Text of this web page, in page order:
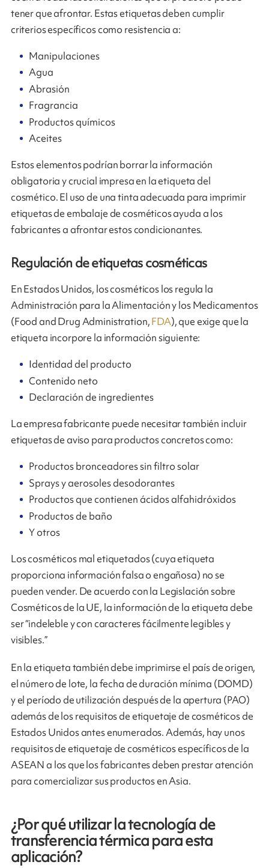
tener que afrontar. Estas etiquetas deben cumplir
criterios específicos como resistencia a:
Manipulaciones
Agua
Abrasión
Fragrancia
Productos químicos
Aceites
Estos elementos podrían borrar la información
obligatoria y crucial impresa en la etiqueta del
cosmético. El uso de una tinta adecuada para imprimir
etiquetas de embalaje de cosméticos ayuda a los
fabricantes a afrontar estos condicionantes.
Regulación de etiquetas cosméticas
En Estados Unidos, los cosméticos los regula la
Administración para la Alimentación y los Medicamentos
(Food and Drug Administration,FDA), que exige que la
etiqueta incorpore la información siguiente:
Identidad del producto
Contenido neto
Declaración de ingredientes
La empresa fabricante puede necesitar también incluir
etiquetas de aviso para productos concretos como:
Productos bronceadores sin filtro solar
Sprays y aerosoles desodorantes
Productos que contienen ácidos alfahidróxidos
Productos de baño
Y otros
Los cosméticos mal etiquetados (cuya etiqueta
proporciona información falsa o engañosa) no se
pueden vender. De acuerdo con la Legislación sobre
Cosméticos de la UE, la información de la etiqueta debe
ser “indeleble y con caracteres fácilmente legibles y
visibles.”
En la etiqueta también debe imprimirse el país de origen,
el número de lote, la fecha de duración mínima (DOMD)
y el período de utilización después de la apertura (PAO)
además de los requisitos de etiquetaje de cosméticos de
Estados Unidos antes enumerados. Además, hay unos
requisitos de etiquetaje de cosméticos específicos de la
ASEAN a los que los fabricantes deben prestar atención
para comercializar sus productos en Asia.
¿Por qué utilizar la tecnología de
transferencia térmica para esta
aplicación?